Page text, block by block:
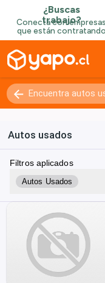
Autos usados
Filtros aplicados
Autos Usados